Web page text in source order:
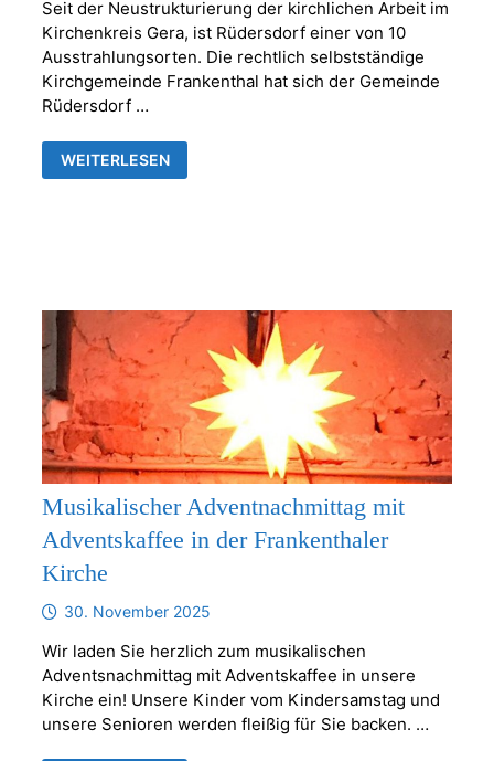
Seit der Neustrukturierung der kirchlichen Arbeit im
Kirchenkreis Gera, ist Rüdersdorf einer von 10
Ausstrahlungsorten. Die rechtlich selbstständige
Kirchgemeinde Frankenthal hat sich der Gemeinde
Rüdersdorf …
VERBINDLICHE
ZUSAMMENARBEIT
ZWISCHEN
KRAFTSDORF
AB
1.1.2026
WEITERLESEN
Musikalischer Adventnachmittag mit
Adventskaffee in der Frankenthaler
Kirche
30. November 2025
Wir laden Sie herzlich zum musikalischen
Adventsnachmittag mit Adventskaffee in unsere
Kirche ein! Unsere Kinder vom Kindersamstag und
unsere Senioren werden fleißig für Sie backen. …